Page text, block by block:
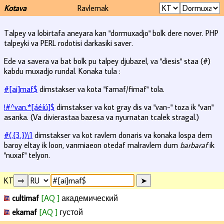
Kotava Ravlemak
Talpey va lobirtafa aneyara kan "dormuxadjo" bolk dere nover. PHP
talpeyki va PERL rodotisi darkasiki saver.
Ede va savera va bat bolk pu talpey djubazel, va "diesis" staa (#)
kabdu muxadjo rundal. Konaka tula :
#[ai]maf$ dimstakser va kota "famaf/fimaf" tola.
!#^van.*[áéíú]$ dimstakser va kot gray dis va "van-" toza ik "van"
asanka. (Va divierastaa bazesa va nyurnatan tcalek stragal.)
#(.{3,})\1 dimstakser va kot ravlem donaris va konaka lospa dem
baroy eltay ik loon, vanmiaeon otedaf malravlem dum barbarafik
"nuxaf" telyon.
KT
cultimaf [AQ ] академический
ekamaf [AQ ] густой